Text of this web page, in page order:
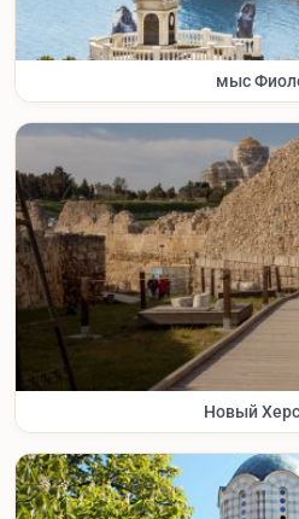
мыс
Новый